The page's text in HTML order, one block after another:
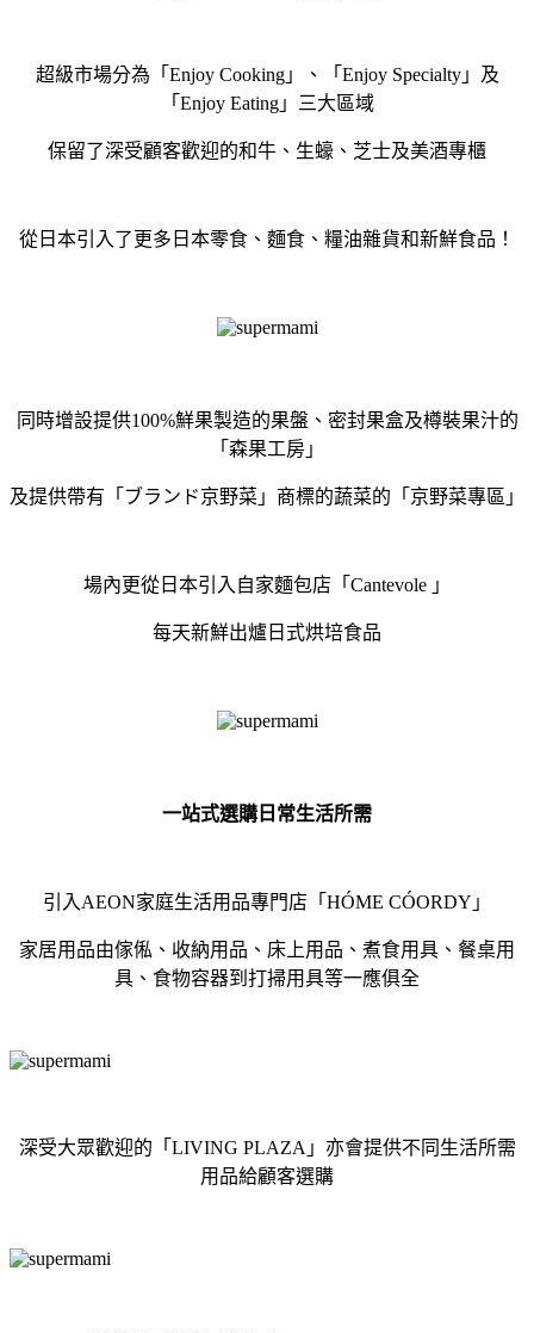
超級市場分為「Enjoy Cooking」、「Enjoy Specialty」及
「Enjoy Eating」三大區域
保留了深受顧客歡迎的和牛、生蠔、芝士及美酒專櫃
從日本引入了更多日本零食、麵食、糧油雜貨和新鮮食品！
同時增設提供100%鮮果製造的果盤、密封果盒及樽裝果汁的
「森果工房」
及提供帶有「ブランド京野菜」商標的蔬菜的「京野菜專區」
場內更從日本引入自家麵包店「Cantevole 」
每天新鮮出爐日式烘培食品
一站式選購日常生活所需
引入AEON家庭生活用品專門店「HÓME CÓORDY」
家居用品由傢俬、收納用品、床上用品、煮食用具、餐桌用
具、食物容器到打掃用具等一應俱全
深受大眾歡迎的「LIVING PLAZA」亦會提供不同生活所需
用品給顧客選購